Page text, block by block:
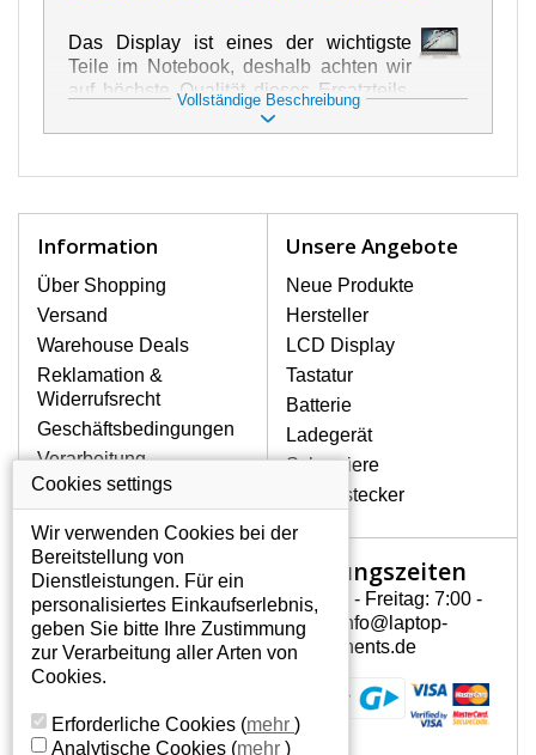
Das Display ist eines der wichtigste
Teile im Notebook, deshalb achten wir
auf höchste Qualität dieses Ersatzteils.
Er dient zur Darstellung von Texten und
Bildern in verschiedener Form. Zu
Notebook höchst vorsichtig umzugehen.
gehören mechanische Schäden, z. B.
ein geborstenes Display oder Risse.
Ferner senkrechte Streifen, das Display
ist ungleichmäßig hell.
LCD DISPLAYS HP G60-443CL
VON HÖCHSTER QUALITÄT!
Auf Lager halten wir nur
Originaldisplays, die die hohe
Qualitätsklasse A+ erfüllen, also
ohne mangelhafte Pixel, und
zwar über die gesamte
Garantiezeit.
WIE KÖNNEN SIE FESTSTELLEN,
WELCHES DISPLAY SIE FÜR IHREN
NOTEBOOK BRAUCHEN HP G60-
Der Displaytyp lässt sich anhand des
Vollständige Beschreibung
Information
Über Shopping
Versand
Warehouse Deals
Reklamation &
Widerrufsrecht
Geschäftsbedingungen
Verarbeitung
personenbezogener
Daten
Über uns - Impressum
Unsere Angebote
Neue Produkte
Hersteller
LCD Display
Tastatur
Batterie
Ladegerät
Scharniere
Gerätestecker
Mein Konto
Mein Konto
Persönliche Daten
Addressen
Öffnungszeiten
Montag - Freitag: 7:00 -
15:30 info@laptop-
components.de
Cookies settings
Wir verwenden Cookies bei der
Bereitstellung von
Dienstleistungen. Für ein
personalisiertes Einkaufserlebnis,
geben Sie bitte Ihre Zustimmung
zur Verarbeitung aller Arten von
Cookies.
Erforderliche Cookies (mehr )
Analytische Cookies (mehr )